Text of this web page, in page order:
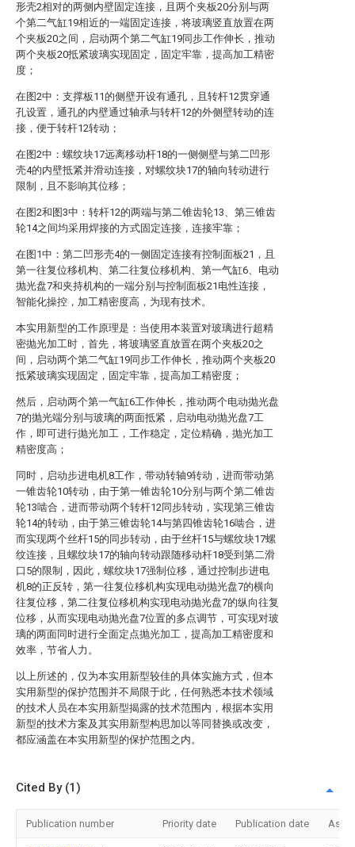
形壳2相对的两侧内壁固定连接，且两个夹板20分别与两
个第二气缸19相近的一端固定连接，将玻璃竖直放置在两
个夹板20之间，启动两个第二气缸19同步工作伸长，推动
两个夹板20抵紧玻璃实现固定，固定牢靠，提高加工精密
度；
在图2中：支撑板11的侧壁开设有通孔，且转杆12贯穿通
孔设置，通孔的内壁通过轴承与转杆12的外侧壁转动的连
接，便于转杆12转动；
在图2中：螺纹块17远离移动杆18的一侧侧壁与第二凹形
壳4的内壁抵紧并滑动连接，对螺纹块17的轴向转动进行
限制，且不影响其位移；
在图2和图3中：转杆12的两端与第二锥齿轮13、第三锥齿
轮14之间均采用焊接的方式固定连接，连接牢靠；
在图1中：第二凹形壳4的一侧固定连接有控制面板21，且
第一往复位移机构、第二往复位移机构、第一气缸6、电动
抛光盘7和夹持机构的一端分别与控制面板21电性连接，
智能化操控，加工精密度高，为现有技术。
本实用新型的工作原理是：当使用本装置对玻璃进行超精
密抛光加工时，首先，将玻璃竖直放置在两个夹板20之
间，启动两个第二气缸19同步工作伸长，推动两个夹板20
抵紧玻璃实现固定，固定牢靠，提高加工精密度；
然后，启动两个第一气缸6工作伸长，推动两个电动抛光盘
7的抛光端分别与玻璃的两面抵紧，启动电动抛光盘7工
作，即可进行抛光加工，工作稳定，定位精确，抛光加工
精密度高；
同时，启动步进电机8工作，带动转轴9转动，进而带动第
一锥齿轮10转动，由于第一锥齿轮10分别与两个第二锥齿
轮13啮合，进而带动两个转杆12同步转动，实现第三锥齿
轮14的转动，由于第三锥齿轮14与第四锥齿轮16啮合，进
而实现两个丝杆15的同步转动，由于丝杆15与螺纹块17螺
纹连接，且螺纹块17的轴向转动跟随移动杆18受到第二滑
口5的限制，因此，螺纹块17强制位移，通过控制步进电
机8的正反转，第一往复位移机构实现电动抛光盘7的横向
往复位移，第二往复位移机构实现电动抛光盘7的纵向往复
位移，从而实现电动抛光盘7位置的多点调节，可实现对玻
璃的两面同时进行全面定点抛光加工，提高加工精密度和
效率，节省人力。
以上所述的，仅为本实用新型较佳的具体实施方式，但本
实用新型的保护范围并不局限于此，任何熟悉本技术领域
的技术人员在本实用新型揭露的技术范围内，根据本实用
新型的技术方案及其实用新型构思加以等同替换或改变，
都应涵盖在本实用新型的保护范围之内。
Cited By (1)
Publication number Priority date Publication date